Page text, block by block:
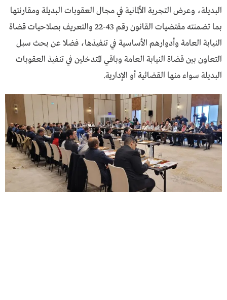
البديلة، وعرض التجربة الألمانية في مجال العقوبات البديلة ومقارنتها
بما تضمنته مقتضيات القانون رقم 43-22 والتعريف بصلاحيات قضاة
النيابة العامة وأدوارهم الأساسية في تنفيذها، فضلا عن بحث سبل
التعاون بين قضاة النيابة العامة وباقي المتدخلين في تنفيذ العقوبات
البديلة سواء منها القضائية أو الإدارية.